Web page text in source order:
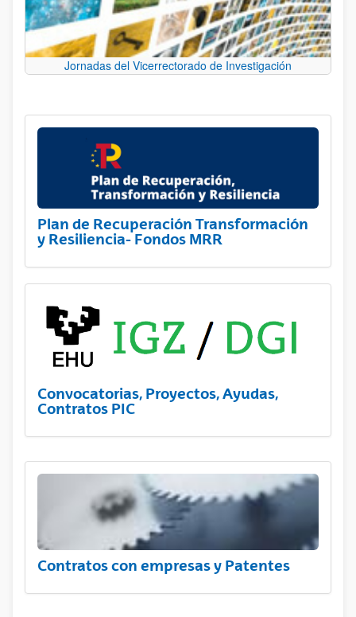
Jornadas del Vicerrectorado de Investigación
Plan de Recuperación Transformación
y Resiliencia- Fondos MRR
Convocatorias, Proyectos, Ayudas,
Contratos PIC
Contratos con empresas y Patentes